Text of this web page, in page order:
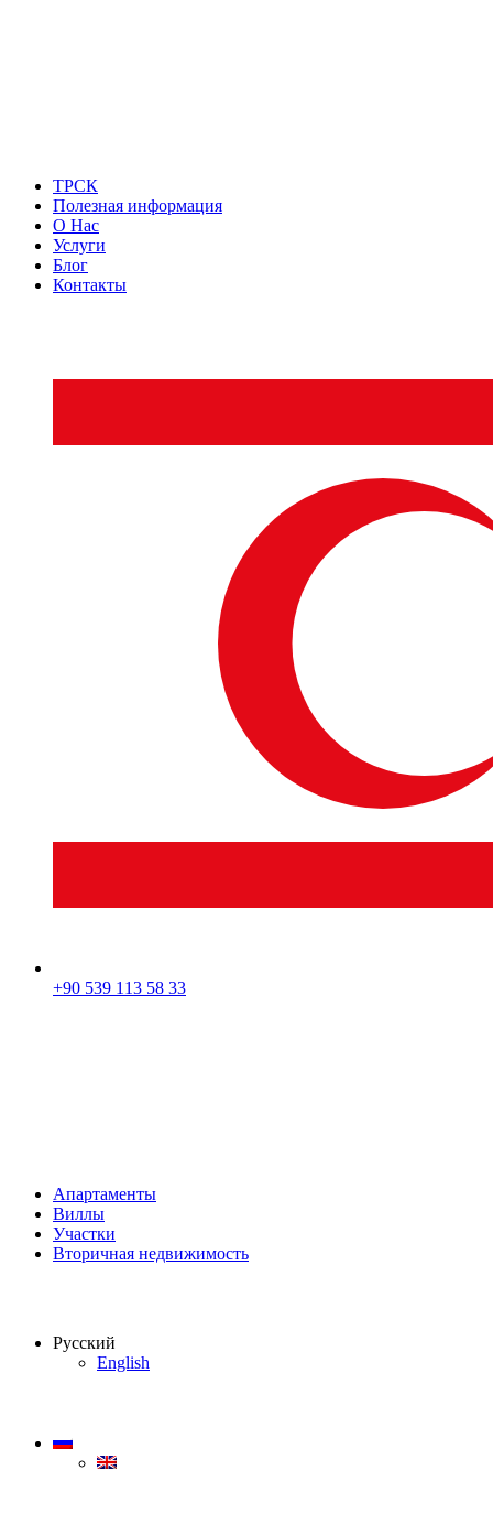
ТРСК
Полезная информация
О Нас
Услуги
Блог
Контакты
+90 539 113 58 33
Апартаменты
Виллы
Участки
Вторичная недвижимость
Русский
English